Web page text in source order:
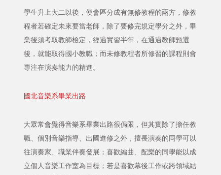
學生升上大二以後，便會區分成有無修教程的兩方，修教
程者若確定未來要當老師，除了要修完規定學分之外，畢
業後須考取教師檢定，經過實習半年，在通過教師甄選
後，就能取得國小教職；而未修教程者所修習的課程則會
專注在演奏能力的精進。
國北音樂系畢業出路
大眾常會覺得音樂系畢業出路很侷限，但其實除了擔任教
職、個別音樂指導、出國進修之外，擅長演奏的同學可以
往演奏家、職業伴奏發展；喜歡編曲、配樂的同學能以成
立個人音樂工作室為目標；若是喜歡幕後工作或跨領域結